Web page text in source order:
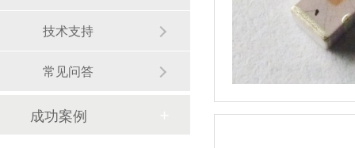
技术支持
常见问答
成功案例